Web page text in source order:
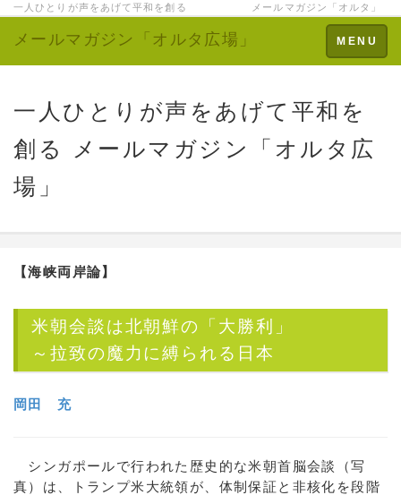
一人ひとりが声をあげて平和を創る メールマガジン「オルタ」
Toggle
navigation
MENU
メールマガジン「オルタ広場」
一人ひとりが声をあげて平和を
創る メールマガジン「オルタ広
場」
【海峡両岸論】
米朝会談は北朝鮮の「大勝利」
～拉致の魔力に縛られる日本
岡田 充
シンガポールで行われた歴史的な米朝首脳会談（写
真）は、トランプ米大統領が、体制保証と非核化を段階